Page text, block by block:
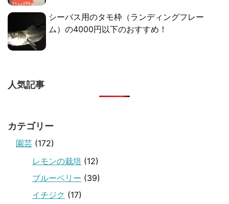
シーバス用のタモ枠（ランディングフレー
ム）の4000円以下のおすすめ！
人気記事
カテゴリー
園芸 (172)
レモンの栽培 (12)
ブルーベリー (39)
イチジク (17)